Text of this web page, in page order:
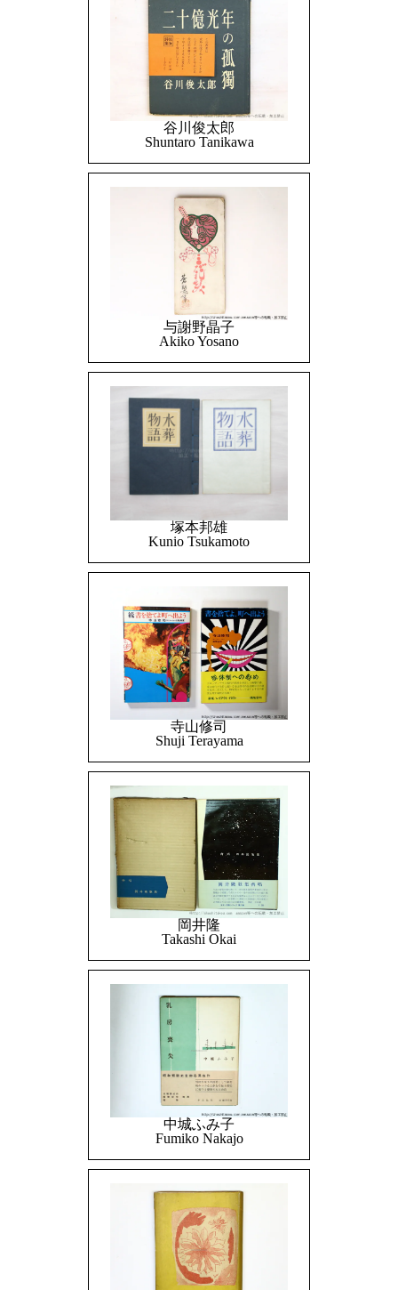
谷川俊太郎
Shuntaro Tanikawa
与謝野晶子
Akiko Yosano
塚本邦雄
Kunio Tsukamoto
寺山修司
Shuji Terayama
岡井隆
Takashi Okai
中城ふみ子
Fumiko Nakajo